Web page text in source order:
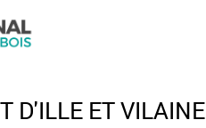
D'ILLE ET VILAINE